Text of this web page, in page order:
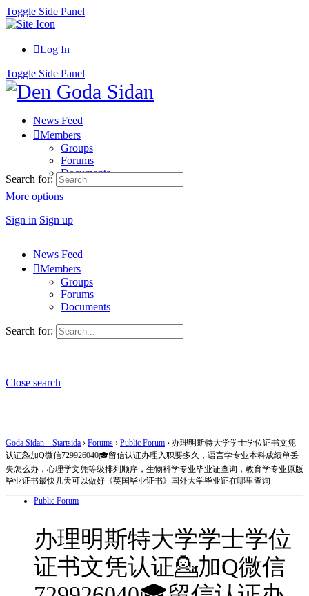
Toggle Side Panel
Log In
Toggle Side Panel
News Feed
Members
Groups
Forums
Documents
More options
Sign in Sign up
Search for:
News Feed
Members
Groups
Forums
Documents
Search for:
Close search
Goda Sidan – Startsida › Forums › Public Forum › 办理明斯特大学学士学位证书文凭
认证💁加Q微信729926040🎓留信认证办理入职要多久，语言学专业本科成绩单丢
失怎么办，心理学文凭等级排列顺序，生物科学专业毕业证查询，教育学专业原版
毕业证书最快几天可以做好《英国毕业证书》国外大学毕业证在哪里查询
Public Forum
办理明斯特大学学士学位
证书文凭认证💁加Q微信